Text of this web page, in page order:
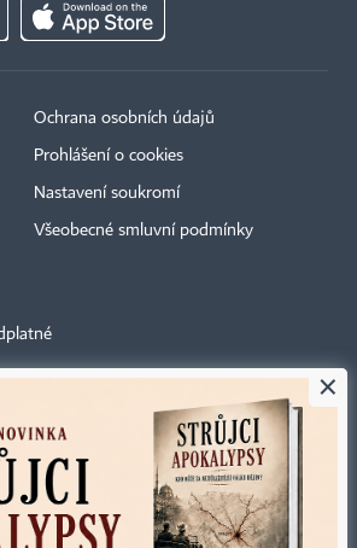
Ochrana osobních údajů
Prohlášení o cookies
Nastavení soukromí
Všeobecné smluvní podmínky
vydavatel. Bez písemného svolení vydavatele je
×